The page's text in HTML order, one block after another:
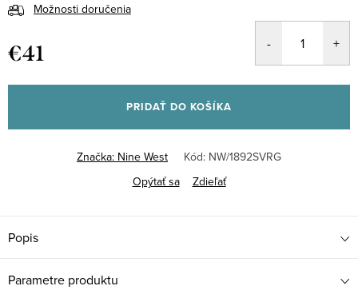
Možnosti doručenia
€41
cena:
PRIDAŤ DO KOŠÍKA
Značka: Nine West Kód: NW/1892SVRG
Opýtať sa
Zdieľať
Popis
Parametre produktu